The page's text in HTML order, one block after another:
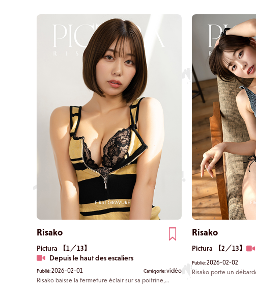
Risako
Pictura 【1／13】
Depuis le haut des escaliers
Publié:2026-02-01 Catégorie:vidéo
Risako baisse la fermeture éclair sur sa poitrine,
Risako
Pictura 【2／13】
Publié:2026-02-02
Risako porte un